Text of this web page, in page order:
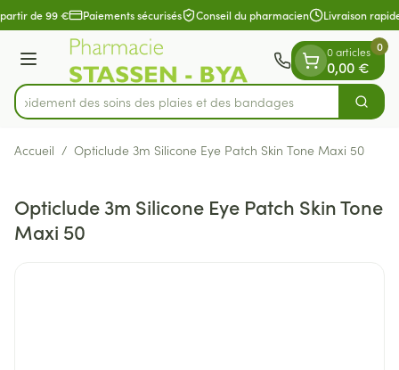
Aller au contenu
1 de 1
de 99 € Paiements sécurisés Conseil du pharmacien Livraison rapide
Menu
Rechercher
rapidement des soins des plaies et des bandages
0 articles
0,00 €
0
Accueil / Opticlude 3m Silicone Eye Patch Skin Tone Maxi 50
Opticlude 3m Silicone Eye Patch Skin Tone
Maxi 50